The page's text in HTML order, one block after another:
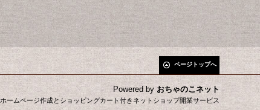
ページトップへ
Powered byおちゃのこネット
ホームページ作成とショッピングカート付きネットショップ開業サービス